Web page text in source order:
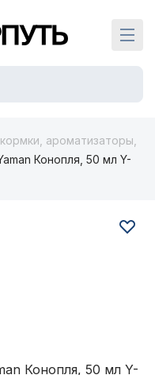
страницу
ароматизаторы,
Конопля, 50 мл Y-